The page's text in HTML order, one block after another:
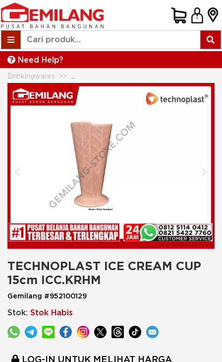
Need Help?
Drinkingwares
Previous Next
TECHNOPLAST ICE CREAM CUP
15cm ICC.KRHM
Gemilang #952100129
Stok: Stok Habis
LOG-IN UNTUK MELIHAT HARGA